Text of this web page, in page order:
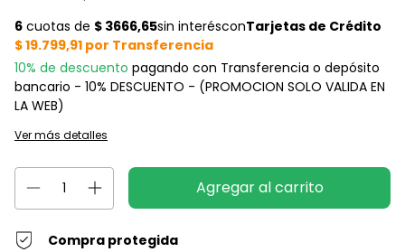
10% de descuento pagando con Transferencia o depósito
bancario - 10% DESCUENTO - (PROMOCION SOLO VALIDA EN
LA WEB)
Ver más detalles
Compra protegida